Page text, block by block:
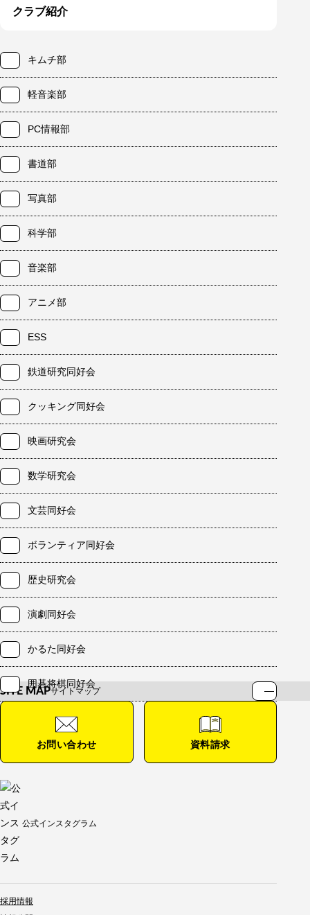
クラブ紹介
キムチ部
軽音楽部
PC情報部
書道部
写真部
科学部
音楽部
アニメ部
ESS
鉄道研究同好会
クッキング同好会
映画研究会
数学研究会
文芸同好会
ボランティア同好会
歴史研究会
演劇同好会
かるた同好会
囲碁将棋同好会
SITE MAPサイトマップ
HOME
学校紹介
沿革
留学制度
フォトアルバム
お問い合わせ 資料請求
公式インスタグラム
採用情報